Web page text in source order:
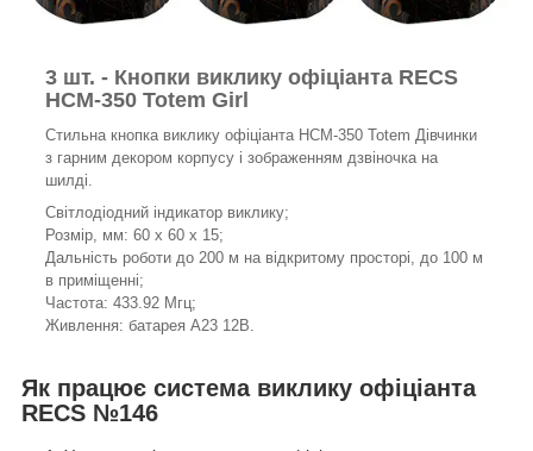
3 шт. - Кнопки виклику офіціанта RECS
HCM-350 Totem Girl
Стильна кнопка виклику офіціанта HCM-350 Totem Дівчинки
з гарним декором корпусу і зображенням дзвіночка на
шилді.
Світлодіодний індикатор виклику;
Розмір, мм: 60 х 60 х 15;
Дальність роботи до 200 м на відкритому просторі, до 100 м
в приміщенні;
Частота: 433.92 Мгц;
Живлення: батарея А23 12В.
Як працює система виклику офіціанта
RECS №146